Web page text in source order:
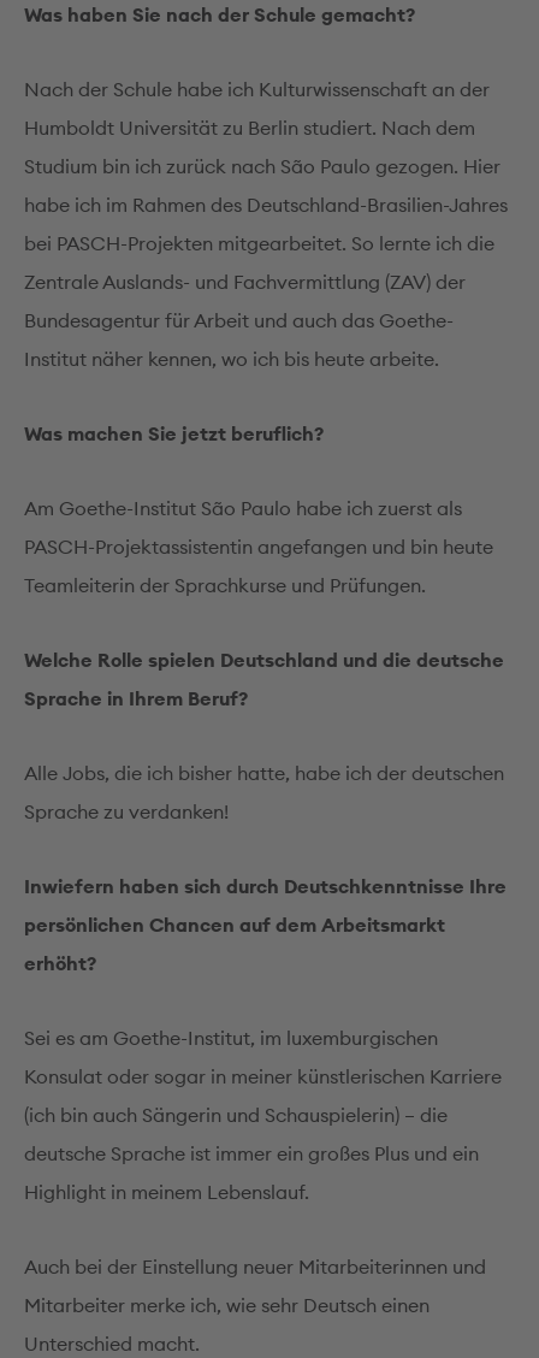
Akzeptieren
Was haben Sie nach der Schule gemacht?
Nach der Schule habe ich Kulturwissenschaft an der
Humboldt Universität zu Berlin studiert. Nach dem
Studium bin ich zurück nach São Paulo gezogen. Hier
habe ich im Rahmen des Deutschland-Brasilien-Jahres
bei PASCH-Projekten mitgearbeitet. So lernte ich die
Zentrale Auslands- und Fachvermittlung (ZAV) der
Bundesagentur für Arbeit und auch das Goethe-
Institut näher kennen, wo ich bis heute arbeite.
Was machen Sie jetzt beruflich?
Am Goethe-Institut São Paulo habe ich zuerst als
PASCH-Projektassistentin angefangen und bin heute
Teamleiterin der Sprachkurse und Prüfungen.
Welche Rolle spielen Deutschland und die deutsche
Sprache in Ihrem Beruf?
Alle Jobs, die ich bisher hatte, habe ich der deutschen
Sprache zu verdanken!
Inwiefern haben sich durch Deutschkenntnisse Ihre
persönlichen Chancen auf dem Arbeitsmarkt
erhöht?
Sei es am Goethe-Institut, im luxemburgischen
Konsulat oder sogar in meiner künstlerischen Karriere
(ich bin auch Sängerin und Schauspielerin) – die
deutsche Sprache ist immer ein großes Plus und ein
Highlight in meinem Lebenslauf.
Auch bei der Einstellung neuer Mitarbeiterinnen und
Mitarbeiter merke ich, wie sehr Deutsch einen
Unterschied macht.